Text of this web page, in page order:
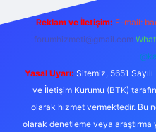
Reklam ve İletişim: E-mail:
forumhizmeti@gmail.com
Yasal Uyarı: Sitemiz, 5651
ve İletişim Kurumu (BTK)
olarak hizmet vermektedir. Bu
olarak denetleme veya